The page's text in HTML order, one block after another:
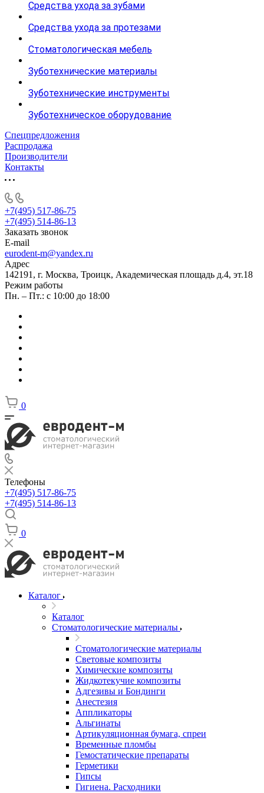
Средства ухода за зубами
Средства ухода за протезами
Стоматологическая мебель
Зуботехнические материалы
Зуботехнические инструменты
Зуботехническое оборудование
Спецпредложения
Распродажа
Производители
Контакты
+7(495) 517-86-75
+7(495) 514-86-13
Заказать звонок
E-mail
eurodent-m@yandex.ru
Адрес
142191, г. Москва, Троицк, Академическая площадь д.4, эт.18
Режим работы
Пн. – Пт.: с 10:00 до 18:00
0
Телефоны
+7(495) 517-86-75
+7(495) 514-86-13
0
Каталог
Каталог
Стоматологические материалы
Стоматологические материалы
Световые композиты
Химические композиты
Жидкотекучие композиты
Адгезивы и Бондинги
Анестезия
Аппликаторы
Альгинаты
Артикуляционная бумага, спреи
Временные пломбы
Гемостатические препараты
Герметики
Гипсы
Гигиена. Расходники